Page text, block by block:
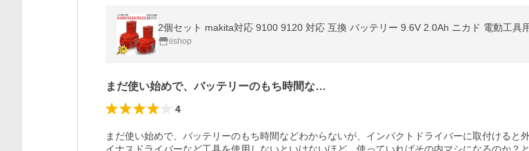
2個セット makita対応 9100 9120 対応 互換 バッテリー 9.6V 2.0Ah ニカド 電動工
iishop
まだ使い始めで、バッテリーのもち時間な…
4
まだ使い始めで、バッテリーのもち時間などわからないが、インパクトドライバーに取付けると